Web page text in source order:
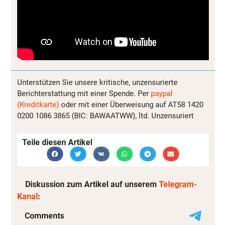
Unterstützen Sie unsere kritische, unzensurierte
Berichterstattung mit einer Spende. Per paypal
(Kreditkarte) oder mit einer Überweisung auf AT58 1420
0200 1086 3865 (BIC: BAWAATWW), ltd. Unzensuriert
Teile diesen Artikel
Diskussion zum Artikel auf unserem Telegram-
Kanal: